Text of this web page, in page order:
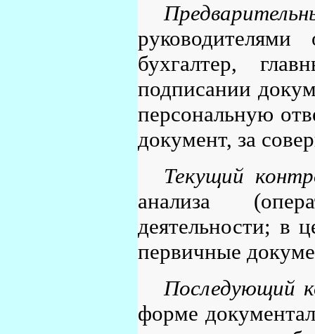
руководителями
бухгалтер,
подписании
персональную
документ, за
Текущий
анализа
деятельности; в
первичные
Последующий
форме